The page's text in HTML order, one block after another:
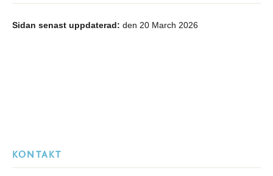
Sidan senast uppdaterad: den 20 March 2026
KONTAKT